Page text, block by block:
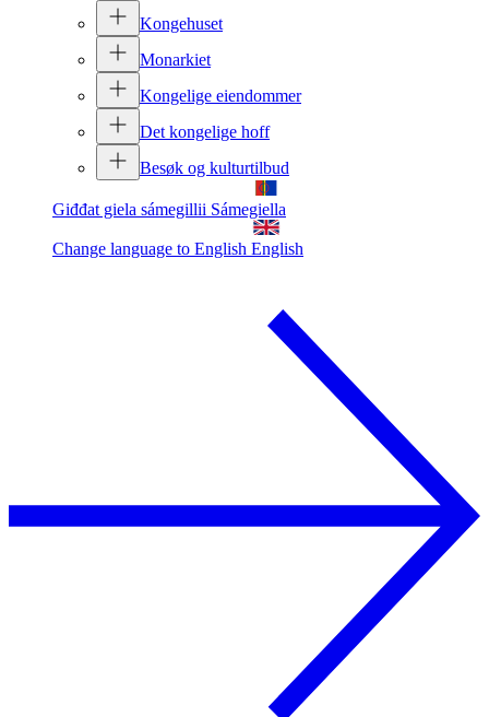
Kongehuset
Monarkiet
Kongelige eiendommer
Det kongelige hoff
Besøk og kulturtilbud
Giđđat giela sámegillii Sámegiella
Change language to English English